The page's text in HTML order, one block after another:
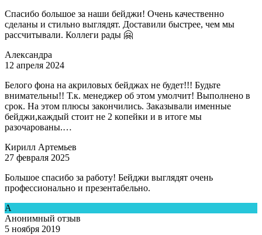
Спасибо большое за наши бейджи! Очень качественно
сделаны и стильно выглядят. Доставили быстрее, чем мы
рассчитывали. Коллеги рады 🤗
Александра
12 апреля 2024
Белого фона на акриловых бейджах не будет!!! Будьте
внимательны!! Т.к. менеджер об этом умолчит! Выполнено в
срок. На этом плюсы закончились. Заказывали именные
бейджи,каждый стоит не 2 копейки и в итоге мы
разочарованы.…
Кирилл Артемьев
27 февраля 2025
Большое спасибо за работу! Бейджи выглядят очень
профессионально и презентабельно.
А
Анонимный отзыв
5 ноября 2019